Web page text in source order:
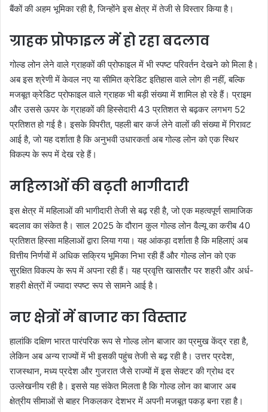
बैंकों की अहम भूमिका रही है, जिन्होंने इस क्षेत्र में तेजी से विस्तार किया है।
ग्राहक प्रोफाइल में हो रहा बदलाव
गोल्ड लोन लेने वाले ग्राहकों की प्रोफाइल में भी स्पष्ट परिवर्तन देखने को मिला है।
अब इस श्रेणी में केवल नए या सीमित क्रेडिट इतिहास वाले लोग ही नहीं, बल्कि
मजबूत क्रेडिट प्रोफाइल वाले ग्राहक भी बड़ी संख्या में शामिल हो रहे हैं। प्राइम
और उससे ऊपर के ग्राहकों की हिस्सेदारी 43 प्रतिशत से बढ़कर लगभग 52
प्रतिशत हो गई है। इसके विपरीत, पहली बार कर्ज लेने वालों की संख्या में गिरावट
आई है, जो यह दर्शाता है कि अनुभवी उधारकर्ता अब गोल्ड लोन को एक स्थिर
विकल्प के रूप में देख रहे हैं।
महिलाओं की बढ़ती भागीदारी
इस क्षेत्र में महिलाओं की भागीदारी तेजी से बढ़ रही है, जो एक महत्वपूर्ण सामाजिक
बदलाव का संकेत है। साल 2025 के दौरान कुल गोल्ड लोन वैल्यू का करीब 40
प्रतिशत हिस्सा महिलाओं द्वारा लिया गया। यह आंकड़ा दर्शाता है कि महिलाएं अब
वित्तीय निर्णयों में अधिक सक्रिय भूमिका निभा रही हैं और गोल्ड लोन को एक
सुरक्षित विकल्प के रूप में अपना रही हैं। यह प्रवृत्ति खासतौर पर शहरी और अर्ध-
शहरी क्षेत्रों में ज्यादा स्पष्ट रूप से सामने आई है।
नए क्षेत्रों में बाजार का विस्तार
हालांकि दक्षिण भारत पारंपरिक रूप से गोल्ड लोन बाजार का प्रमुख केंद्र रहा है,
लेकिन अब अन्य राज्यों में भी इसकी पहुंच तेजी से बढ़ रही है। उत्तर प्रदेश,
राजस्थान, मध्य प्रदेश और गुजरात जैसे राज्यों में इस सेक्टर की ग्रोथ दर
उल्लेखनीय रही है। इससे यह संकेत मिलता है कि गोल्ड लोन का बाजार अब
क्षेत्रीय सीमाओं से बाहर निकलकर देशभर में अपनी मजबूत पकड़ बना रहा है।